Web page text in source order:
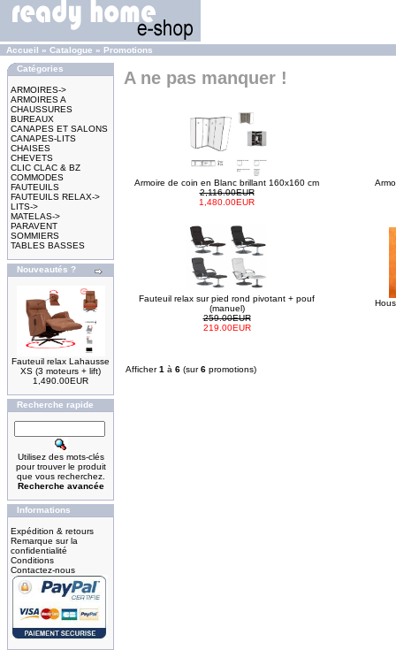
Accueil » Catalogue » Promotions
Catégories
ARMOIRES->
ARMOIRES A
CHAUSSURES
BUREAUX
CANAPES ET SALONS
CANAPES-LITS
CHAISES
CHEVETS
CLIC CLAC & BZ
COMMODES
FAUTEUILS
FAUTEUILS RELAX->
LITS->
MATELAS->
PARAVENT
SOMMIERS
TABLES BASSES
Nouveautés ?
Fauteuil relax Lahausse
XS (3 moteurs + lift)
1,490.00EUR
Recherche rapide
Utilisez des mots-clés
pour trouver le produit
que vous recherchez.
Recherche avancée
Informations
Expédition & retours
Remarque sur la
confidentialité
Conditions
Contactez-nous
A ne pas manquer !
Armoire de coin en Blanc brillant 160x160 cm
2,116.00EUR
1,480.00EUR
Fauteuil relax sur pied rond pivotant + pouf
(manuel)
259.00EUR
219.00EUR
Afficher1 à 6 (sur6 promotions)